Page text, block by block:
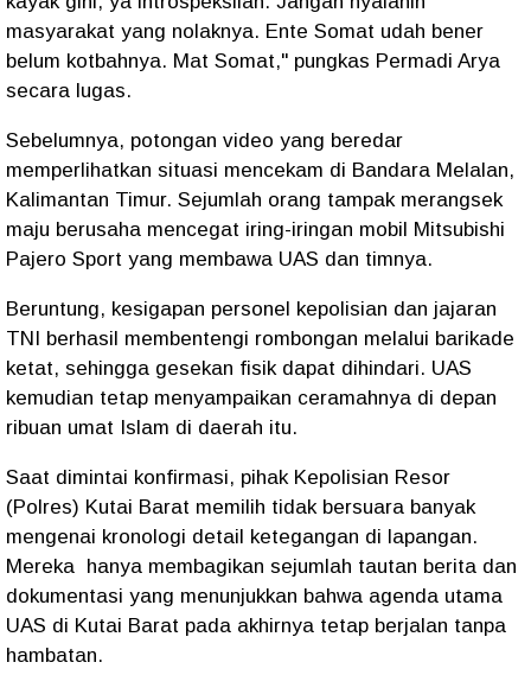
masyarakat yang nolaknya. Ente Somat udah bener
belum kotbahnya. Mat Somat," pungkas Permadi Arya
secara lugas.
Sebelumnya, potongan video yang beredar
memperlihatkan situasi mencekam di Bandara Melalan,
Kalimantan Timur. Sejumlah orang tampak merangsek
maju berusaha mencegat iring-iringan mobil Mitsubishi
Pajero Sport yang membawa UAS dan timnya.
Beruntung, kesigapan personel kepolisian dan jajaran
TNI berhasil membentengi rombongan melalui barikade
ketat, sehingga gesekan fisik dapat dihindari. UAS
kemudian tetap menyampaikan ceramahnya di depan
ribuan umat Islam di daerah itu.
Saat dimintai konfirmasi, pihak Kepolisian Resor
(Polres) Kutai Barat memilih tidak bersuara banyak
mengenai kronologi detail ketegangan di lapangan.
Mereka hanya membagikan sejumlah tautan berita dan
dokumentasi yang menunjukkan bahwa agenda utama
UAS di Kutai Barat pada akhirnya tetap berjalan tanpa
hambatan.